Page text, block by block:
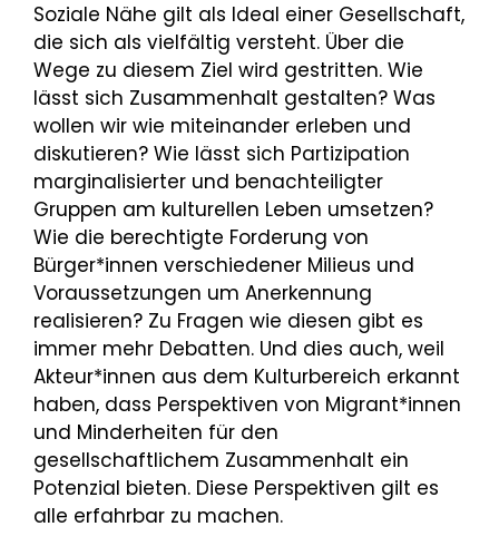
Soziale Nähe gilt als Ideal einer Gesellschaft,
die sich als vielfältig versteht. Über die
Wege zu diesem Ziel wird gestritten. Wie
lässt sich Zusammenhalt gestalten? Was
wollen wir wie miteinander erleben und
diskutieren? Wie lässt sich Partizipation
marginalisierter und benachteiligter
Gruppen am kulturellen Leben umsetzen?
Wie die berechtigte Forderung von
Bürger*innen verschiedener Milieus und
Voraussetzungen um Anerkennung
realisieren? Zu Fragen wie diesen gibt es
immer mehr Debatten. Und dies auch, weil
Akteur*innen aus dem Kulturbereich erkannt
haben, dass Perspektiven von Migrant*innen
und Minderheiten für den
gesellschaftlichem Zusammenhalt ein
Potenzial bieten. Diese Perspektiven gilt es
alle erfahrbar zu machen.